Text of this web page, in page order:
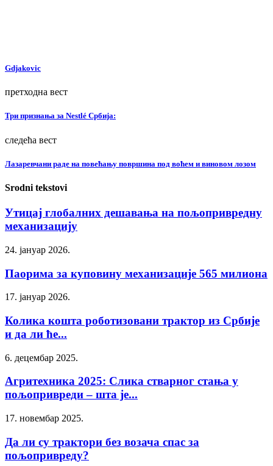
Gdjakovic
претходна вест
Три признања за Nestlé Србија:
следећа вест
Лазаревчани раде на повећању површина под воћем и виновом лозом
Srodni tekstovi
Утицај глобалних дешавања на пољопривредну
механизацију
24. јануар 2026.
Паорима за куповину механизације 565 милиона
17. јануар 2026.
Колика кошта роботизовани трактор из Србије
и да ли ће...
6. децембар 2025.
Агритехника 2025: Слика стварног стања у
пољопривреди – шта је...
17. новембар 2025.
Да ли су трактори без возача спас за
пољопривреду?